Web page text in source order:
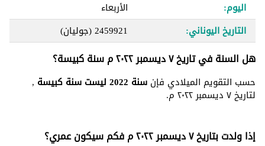
اليوم:
الأربعاء
التاريخ اليوناني:
2459921(جوليان)
هل السنة في تاريخ ٧ ديسمبر ٢٠٢٢ م سنة كبيسة؟
حسب التقويم الميلادي فإن سنة 2022 ليست سنة كبيسة ,
لتاريخ ٧ ديسمبر ٢٠٢٢ م.
إذا ولدت بتاريخ ٧ ديسمبر ٢٠٢٢ م فكم سيكون عمري؟